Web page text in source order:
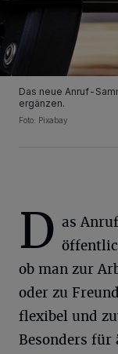
Das neue Anruf-
ergänzen.
Foto: Pixabay
D as
ob man zur
oder zu
flexibel und
Besonders